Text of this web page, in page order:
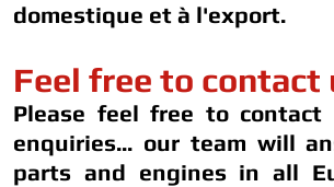
domestique et à l'export.
Feel free to contact
Please feel free to contact
enquiries... our team will
parts and engines in all